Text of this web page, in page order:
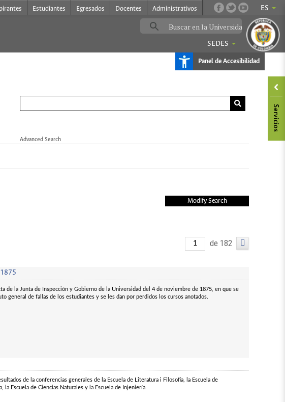
ES
Estudiantes Egresados Docentes Administrativos
SEDES
Panel de Accesibilidad
Advanced Search
Modify Search
de 182
de la Junta de Inspección y Gobierno de la Universidad del 4 de noviembre de 1875, en que se
general de fallas de los estudiantes y se les dan por perdidos los cursos anotados.
de la conferencias generales de la Escuela de Literatura i Filosofía, la Escuela de
la Escuela de Ciencias Naturales y la Escuela de Injeniería.